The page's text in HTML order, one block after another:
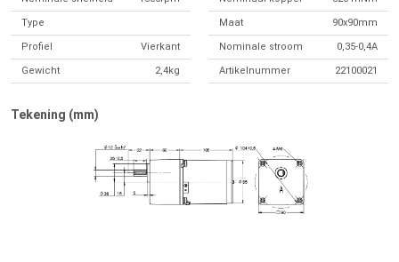
Type Maat 90x90mm
Profiel Vierkant Nominale stroom 0,35-0,4A
Gewicht 2,4kg Artikelnummer 22100021
Tekening (mm)